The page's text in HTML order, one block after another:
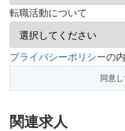
転職活動について
こ
フ
ー
プライバシーポリシーの
関連求人